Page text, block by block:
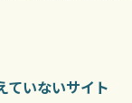
ていないサイト